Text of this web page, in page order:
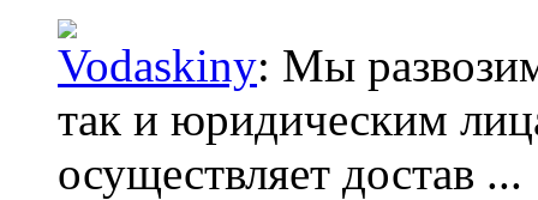
Vodaskiny: Мы
так и юридическим
осуществляет достав ...